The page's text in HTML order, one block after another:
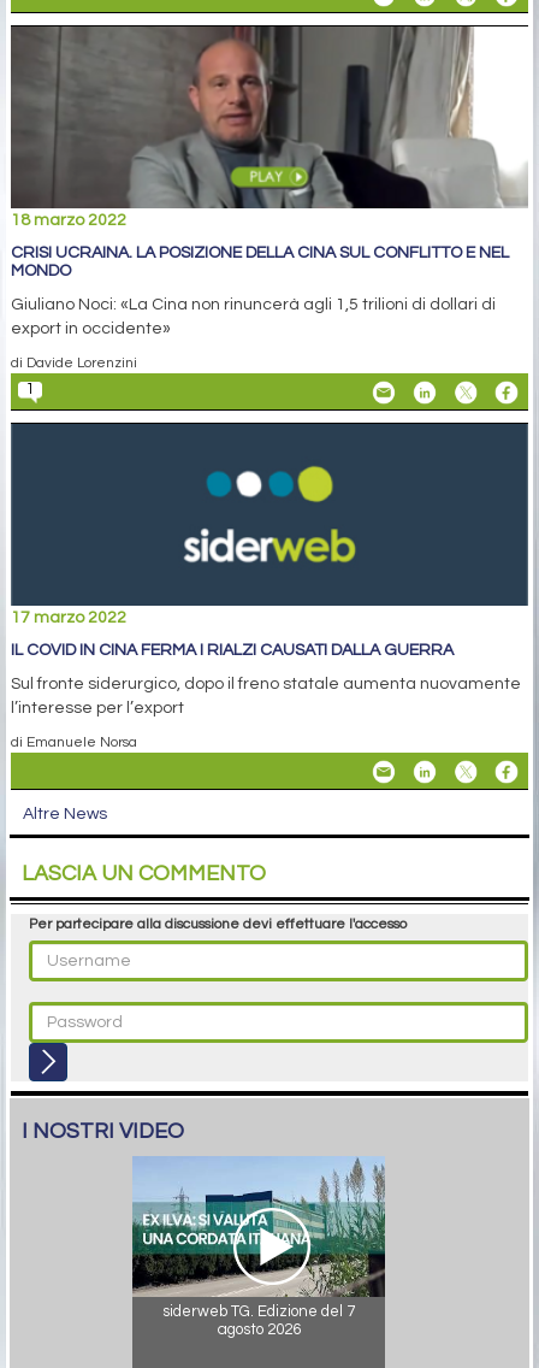
18 marzo 2022
CRISI UCRAINA. LA POSIZIONE DELLA CINA SUL CONFLITTO E NEL
MONDO
Giuliano Noci: «La Cina non rinuncerà agli 1,5 trilioni di dollari di
export in occidente»
di Davide Lorenzini
17 marzo 2022
IL COVID IN CINA FERMA I RIALZI CAUSATI DALLA GUERRA
Sul fronte siderurgico, dopo il freno statale aumenta nuovamente
l’interesse per l’export
di Emanuele Norsa
Altre News
LASCIA UN COMMENTO
Per partecipare alla discussione devi effettuare l'accesso
I NOSTRI VIDEO
siderweb TG. Edizione del 7
agosto 2026